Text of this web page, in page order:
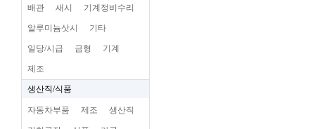
배관 새시 기계정비수리
알루미늄삿시 기타
일당/시급 금형 기계
제조
생산직/식품
자동차부품 제조 생산직